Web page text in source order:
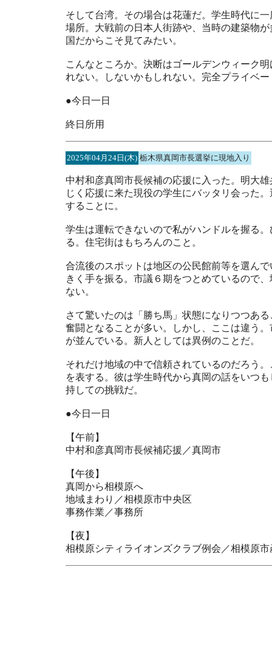
そして台湾。その場合は花蓮だ。学生時代に
場所。大戦前の日本人街跡や、当時の建築物
国だからこそ見てみたい。
こんなところか。決断はゴールデンウィーク
れない。しないかもしれない。完全プライベ
●今日一日
終日所用
2025年04月24日(木) 栃木県真岡市長選挙に現地入り
中村和彦真岡市長候補の応援に入った。明大
じく応援に来た現役の学生にバッタリ会った
することに。
学生は運転できないので私がハンドルを握る
る。住宅街はもちろんのこと。
合流後のスポットは地区の公民館前等を選ん
きく手を振る。市議６期をつとめているので
ない。
さて驚いたのは「勝ち馬」状態になりつつあ
奮闘となることが多い。しかし、ここは違う
が並んでいる。新人としては異例のことだ。
それだけ地域の中で信頼されているのだろう
を表する。彼は学生時代から真岡の話をいつ
持しての挑戦だ。
●今日一日
【午前】
中村和彦真岡市長候補応援／真岡市
【午後】
真岡から相模原へ
地域まわり／相模原市中央区
事務作業／事務所
【夜】
相模原シティライオンズクラブ例会／相模原市